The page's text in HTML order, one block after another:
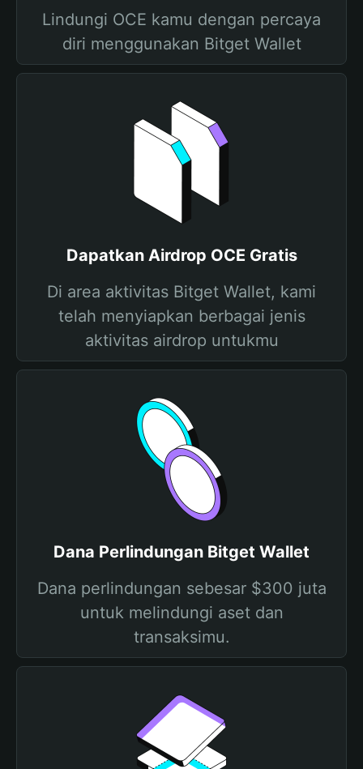
Lindungi OCE kamu dengan percaya
diri menggunakan Bitget Wallet
Dapatkan Airdrop OCE Gratis
Di area aktivitas Bitget Wallet, kami
telah menyiapkan berbagai jenis
aktivitas airdrop untukmu
Dana Perlindungan Bitget Wallet
Dana perlindungan sebesar $300 juta
untuk melindungi aset dan
transaksimu.